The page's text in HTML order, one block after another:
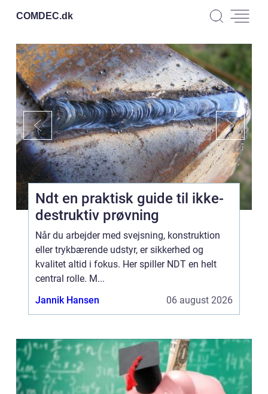
COMDEC.dk
Ndt en praktisk guide til ikke-
destruktiv prøvning
Når du arbejder med svejsning, konstruktion
eller trykbærende udstyr, er sikkerhed og
kvalitet altid i fokus. Her spiller NDT en helt
central rolle. M...
Jannik Hansen
06 august 2026